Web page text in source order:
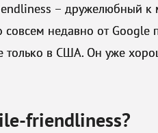
– дружелюбный к
недавно от
в США. Он уже
friendliness?